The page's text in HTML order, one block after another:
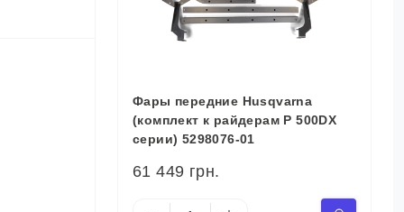
Фары передние Husqvarna
(комплект к райдерам P 500DX
серии) 5298076-01
61 449 грн.